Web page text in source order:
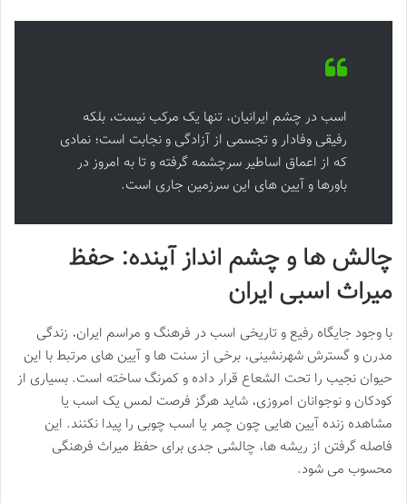
اسب در چشم ایرانیان، تنها یک مرکب نیست، بلکه
رفیقی وفادار و تجسمی از آزادگی و نجابت است؛ نمادی
که از اعماق اساطیر سرچشمه گرفته و تا به امروز در
باورها و آیین های این سرزمین جاری است.
چالش ها و چشم انداز آینده: حفظ
میراث اسبی ایران
با وجود جایگاه رفیع و تاریخی اسب در فرهنگ و مراسم ایران، زندگی
مدرن و گسترش شهرنشینی، برخی از سنت ها و آیین های مرتبط با این
حیوان نجیب را تحت الشعاع قرار داده و کمرنگ ساخته است. بسیاری از
کودکان و نوجوانان امروزی، شاید هرگز فرصت لمس یک اسب یا
مشاهده زنده آیین هایی چون چمر یا اسب چوبی را پیدا نکنند. این
فاصله گرفتن از ریشه ها، چالشی جدی برای حفظ میراث فرهنگی
محسوب می شود.